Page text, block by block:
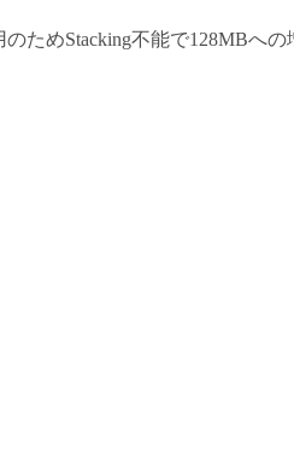
のためStacking不能で128MBへ